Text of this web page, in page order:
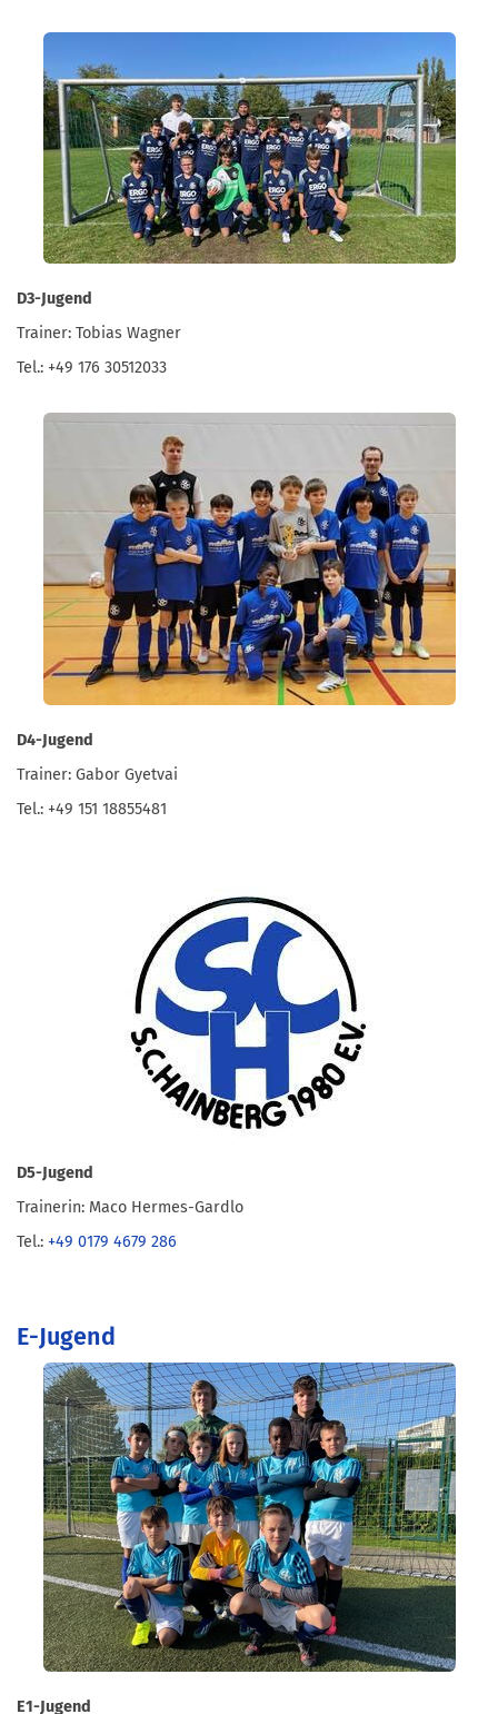
D3-Jugend
Trainer: Tobias Wagner
Tel.: +49 176 30512033
D4-Jugend
Trainer: Gabor Gyetvai
Tel.: +49 151 18855481
D5-Jugend
Trainerin: Maco Hermes-Gardlo
Tel.: +49 0179 4679 286
E-Jugend
E1-Jugend